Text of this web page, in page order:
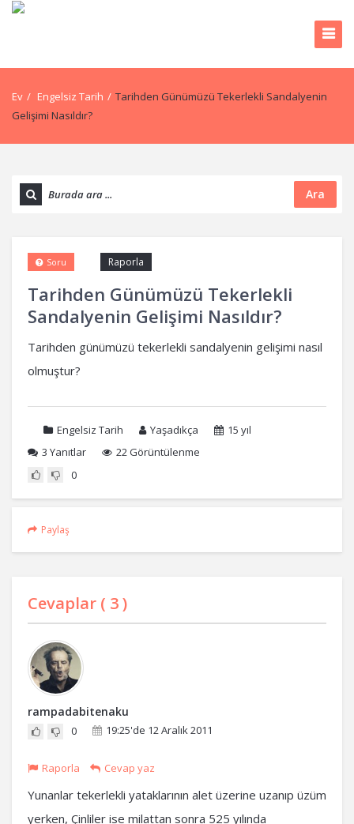
Ev / Engelsiz Tarih / Tarihden Günümüzü Tekerlekli Sandalyenin
Gelişimi Nasıldır?
Ara
Tarihden Günümüzü Tekerlekli
Sandalyenin Gelişimi Nasıldır?
Raporla
Soru
Tarihden günümüzü tekerlekli sandalyenin gelişimi nasıl
olmuştur?
Engelsiz Tarih Yaşadıkça
15 yıl
3 Yanıtlar
22 Görüntülenme
0
Paylaş
Cevaplar ( 3)
rampadabitenaku
0 19:25'de 12 Aralık 2011
Raporla Cevap yaz
Yunanlar tekerlekli yataklarının alet üzerine uzanıp üzüm
yerken, Çinliler ise milattan sonra 525 yılında